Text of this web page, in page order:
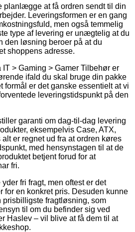
planlægge at få ordren sendt til din
Leveringsformen er en gang
men også temmelig
type af levering er unægtelig at du
den løsning beroer på at du
shoppens adresse.
> Gaming > Gamer Tilbehør er
ifald du skal bruge din pakke
formål er det ganske essentielt at vi
leveringstidspunkt på den
garanti om dag-til-dag levering
eksempelvis Case, ATX,
er regnet ud fra at ordren køres
med hensynstagen til at de
betjent forud for at
fri.
fri fragt, men oftest er det
for en konkret pris. Desuden kunne
prisbilligste fragtløsning, som
til om du befinder sig ved
Haslev – vil blive at få dem til at